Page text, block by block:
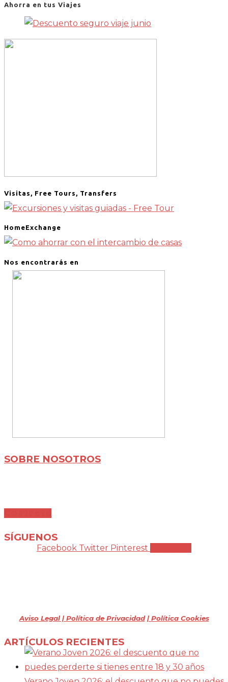
Ahorra en tus Viajes
Visitas, Free Tours, Transfers
HomeExchange
Nos encontrarás en
SOBRE NOSOTROS
SÍGUENOS
Facebook Twitter Pinterest
Aviso Legal | Política de Privacidad | Política Cookies
ARTÍCULOS RECIENTES